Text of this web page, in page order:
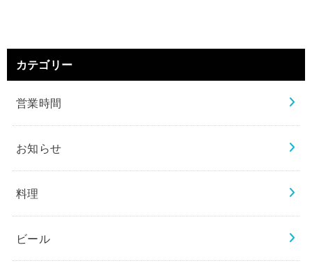
カテゴリー
営業時間
お知らせ
料理
ビール